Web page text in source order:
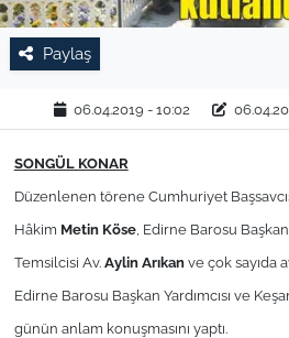
Paylaş
06.04.2019 - 10:02
SONGÜL KONAR
Düzenlenen törene Cumhuriyet
Hâkim Metin Köse, Edirne Barosu Başkan
Temsilcisi Av.Aylin Arıkanve çok sayıda
Edirne Barosu Başkan Yardımcısı ve
günün anlam konuşmasını yaptı.
RESMİ İLAN
SPOR
YAŞAM
TEKİRDAĞ
KIRKLARELİ